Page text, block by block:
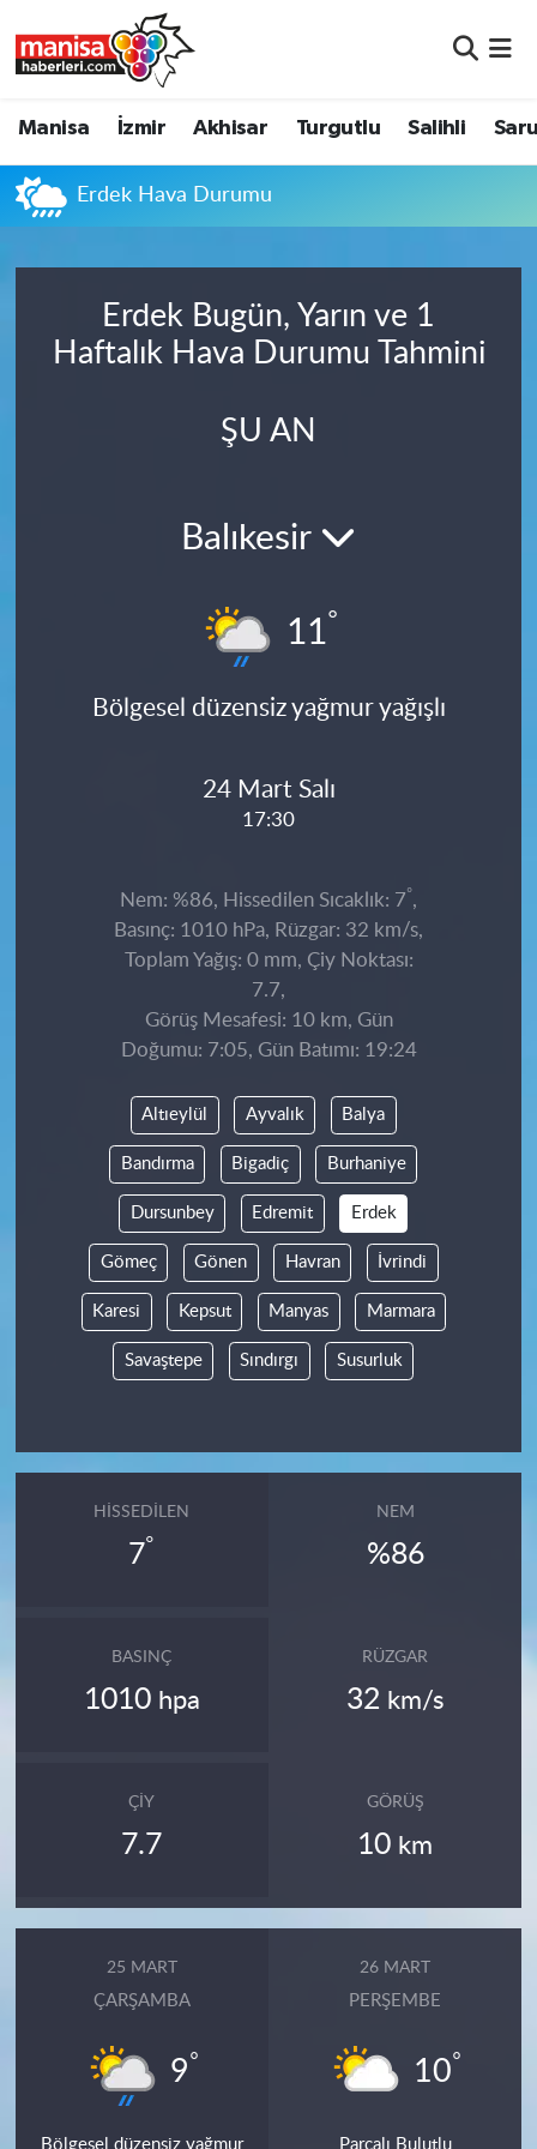
Manisa İzmir Akhisar Turgutlu Salihli
Erdek Hava Durumu
Erdek Bugün, Yarın ve 1
Haftalık Hava Durumu Tahmini
ŞU AN
Balıkesir
11°
Bölgesel düzensiz yağmur yağışlı
24 Mart Salı
17:30
Nem: %86, Hissedilen Sıcaklık: 7°,
Basınç: 1010 hPa, Rüzgar: 32 km/s,
Toplam Yağış: 0 mm, Çiy Noktası:
7.7,
Görüş Mesafesi: 10 km, Gün
Doğumu: 7:05, Gün Batımı: 19:24
Altıeylül Ayvalık Balya
Bandırma Bigadiç Burhaniye
Dursunbey Edremit Erdek
Gömeç Gönen Havran İvrindi
Karesi Kepsut Manyas Marmara
Savaştepe Sındırgı Susurluk
HISSEDILEN
7°
NEM
%86
BASINÇ
1010 hpa
RÜZGAR
32 km/s
ÇIY
7.7
GÖRÜŞ
10 km
25 MART
ÇARŞAMBA
9°
Bölgesel düzensiz yağmur
26 MART
PERŞEMBE
10°
Parçalı Bulutlu
Akhisar
Turgutlu
Salihli
Manisa Nöbetçi Eczaneler
Manisa Namaz Vakitleri
Manisa Trafik Yoğunluk Haritası
Süper Lig Puan Durumu ve Fikstür